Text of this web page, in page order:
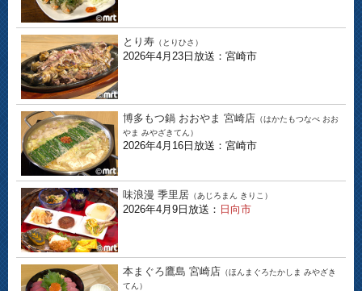
とり寿 （とりひさ）
2026年4月23日放送：宮崎市
博多もつ鍋 おおやま 宮崎店 （はかたもつなべ おお
やま みやざきてん）
2026年4月16日放送：宮崎市
味浪漫 季里居 （あじろまん きりこ）
2026年4月9日放送： 日向市
本まぐろ鷹島 宮崎店 （ほんまぐろたかしま みやざき
てん）